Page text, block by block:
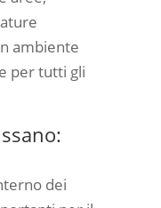
ambiente
per tutti gli
dei